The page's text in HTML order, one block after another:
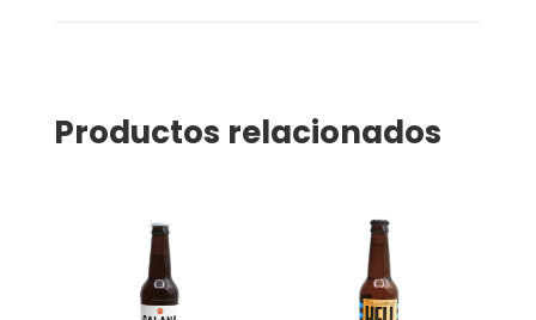
Productos relacionados